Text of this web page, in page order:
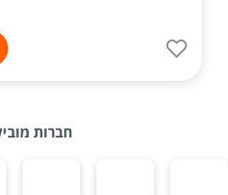
חברות